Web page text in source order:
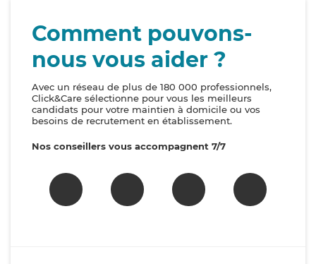
Comment pouvons-
nous vous aider ?
Avec un réseau de plus de 180 000 professionnels,
Click&Care sélectionne pour vous les meilleurs
candidats pour votre maintien à domicile ou vos
besoins de recrutement en établissement.
Nos conseillers vous accompagnent 7/7